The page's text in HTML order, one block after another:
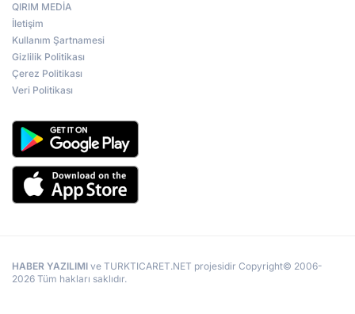
QIRIM MEDİA
İletişim
Kullanım Şartnamesi
Gizlilik Politikası
Çerez Politikası
Veri Politikası
HABER YAZILIMI ve TURKTICARET.NET projesidir Copyright© 2006-
2026 Tüm hakları saklıdır.